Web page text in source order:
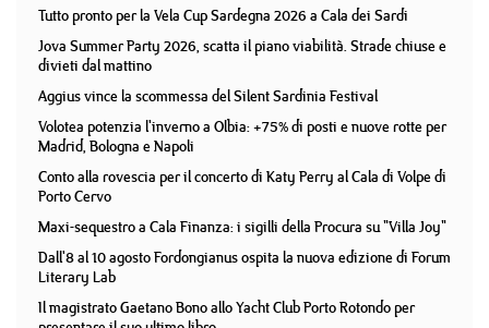
Tutto pronto per la Vela Cup Sardegna 2026 a Cala dei Sardi
Jova Summer Party 2026, scatta il piano viabilità. Strade chiuse e
divieti dal mattino
Aggius vince la scommessa del Silent Sardinia Festival
Volotea potenzia l'inverno a Olbia: +75% di posti e nuove rotte per
Madrid, Bologna e Napoli
Conto alla rovescia per il concerto di Katy Perry al Cala di Volpe di
Porto Cervo
Maxi-sequestro a Cala Finanza: i sigilli della Procura su "Villa Joy"
Dall'8 al 10 agosto Fordongianus ospita la nuova edizione di Forum
Literary Lab
Il magistrato Gaetano Bono allo Yacht Club Porto Rotondo per